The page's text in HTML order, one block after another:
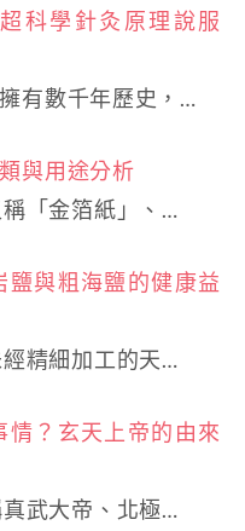
科學針灸原理說服
有數千年歷史，…
與用途分析
「金箔紙」、…
與粗海鹽的健康益
精細加工的天…
？玄天上帝的由來
武大帝、北極…